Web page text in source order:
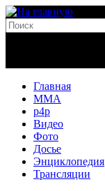
Главная
MMA
p4p
Видео
Фото
Досье
Энциклопедия
Трансляции